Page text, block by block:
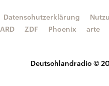
Deutschlandradio ©
Datenschutzerklärung
ARD ZDF Phoenix arte